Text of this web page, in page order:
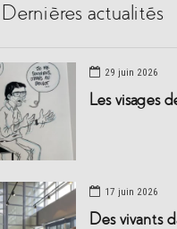
Dernières actualités
29 juin 2026
Les visages
17 juin 2026
Des vivants